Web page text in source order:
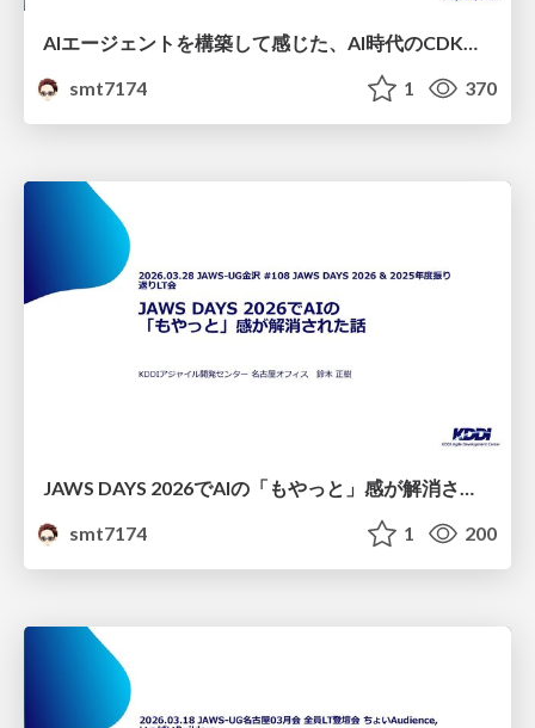
AIエージェントを構築して感じた、AI時代のCDKとの向き合い方
smt7174
1 370
JAWS DAYS 2026でAIの「もやっと」感が解消された話
smt7174
1 200